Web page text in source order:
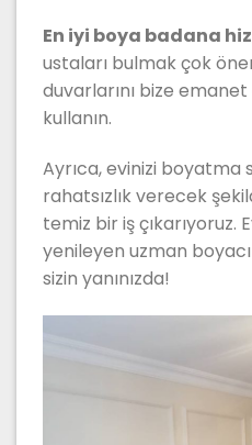
En iyi boya badana
ustaları bulmak çok
duvarlarını bize
kullanın.
Ayrıca, evinizi boyatma
rahatsızlık verecek
temiz bir iş çıkarıyoruz.
yenileyen uzman
sizin yanınızda!